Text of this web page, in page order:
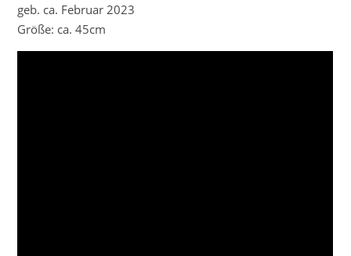
geb. ca. Februar 2023
Größe: ca. 45cm